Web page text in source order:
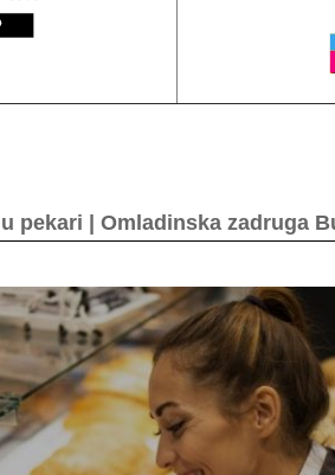
pekari | Omladinska zadruga